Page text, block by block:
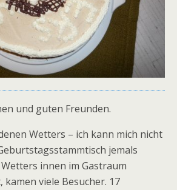
und guten Freunden.
Wetters – ich kann mich nicht
jemals
innen im Gastraum
viele Besucher. 17